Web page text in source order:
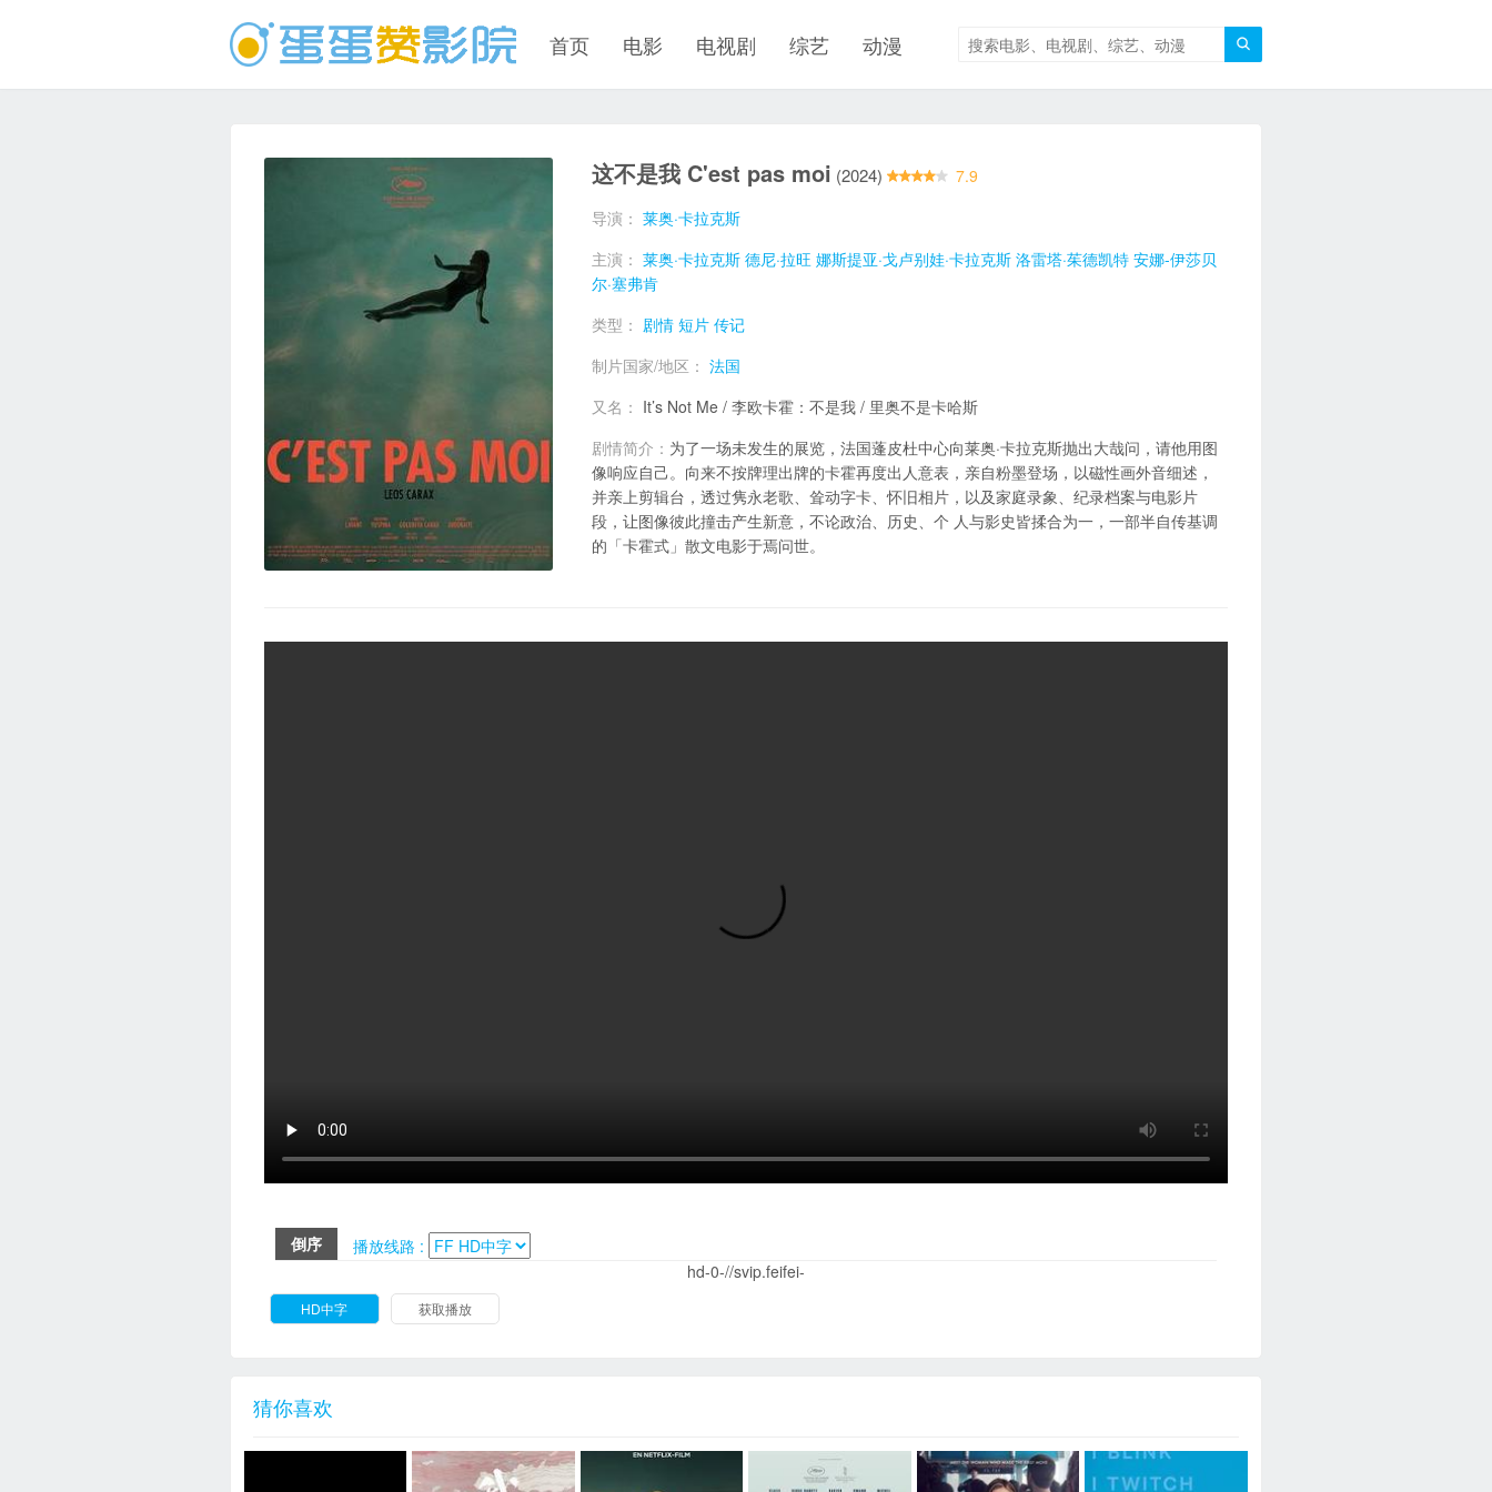

首页 电影 电视剧 综艺 动漫
这不是我 C'est pas moi (2024)
7.9
导演： 莱奥·卡拉克斯
主演： 莱奥·卡拉克斯 德尼·拉旺 娜斯提亚·戈卢别娃·卡拉克斯 洛雷塔·茱德凯特 安娜-伊莎贝
尔·塞弗肯
类型： 剧情 短片 传记
制片国家/地区： 法国
又名： It’s Not Me / 李欧卡霍：不是我 / 里奥不是卡哈斯
剧情简介： 为了一场未发生的展览，法国蓬皮杜中心向莱奥·卡拉克斯抛出大哉问，请他用图
像响应自己。向来不按牌理出牌的卡霍再度出人意表，亲自粉墨登场，以磁性画外音细述，
并亲上剪辑台，透过隽永老歌、耸动字卡、怀旧相片，以及家庭录象、纪录档案与电影片
段，让图像彼此撞击产生新意，不论政治、历史、个 人与影史皆揉合为一，一部半自传基调
的「卡霍式」散文电影于焉问世。
倒序
播放线路 :
hd-0-//svip.feifei-
HD中字 获取播放
猜你喜欢